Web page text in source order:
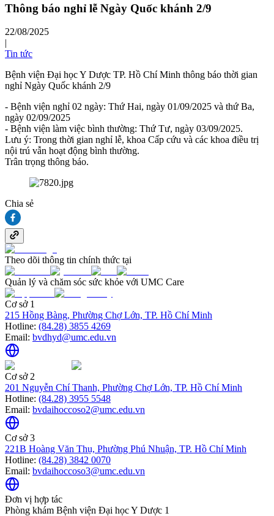
Thông báo nghỉ lễ Ngày Quốc khánh 2/9
22/08/2025
|
Tin tức
Bệnh viện Đại học Y Dược TP. Hồ Chí Minh thông báo thời gian
nghỉ Ngày Quốc khánh 2/9
- Bệnh viện nghỉ 02 ngày: Thứ Hai, ngày 01/09/2025 và thứ Ba,
ngày 02/09/2025
- Bệnh viện làm việc bình thường: Thứ Tư, ngày 03/09/2025.
Lưu ý: Trong thời gian nghỉ lễ, khoa Cấp cứu và các khoa điều trị
nội trú vẫn hoạt động bình thường.
Trân trọng thông báo.
Chia sẻ
Theo dõi thông tin chính thức tại
Quản lý và chăm sóc sức khỏe với UMC Care
Cơ sở 1
215 Hồng Bàng, Phường Chợ Lớn, TP. Hồ Chí Minh
Hotline: (84.28) 3855 4269
Email: bvdhyd@umc.edu.vn
Cơ sở 2
201 Nguyễn Chí Thanh, Phường Chợ Lớn, TP. Hồ Chí Minh
Hotline: (84.28) 3955 5548
Email: bvdaihoccoso2@umc.edu.vn
Cơ sở 3
221B Hoàng Văn Thụ, Phường Phú Nhuận, TP. Hồ Chí Minh
Hotline: (84.28) 3842 0070
Email: bvdaihoccoso3@umc.edu.vn
Đơn vị hợp tác
Phòng khám Bệnh viện Đại học Y Dược 1